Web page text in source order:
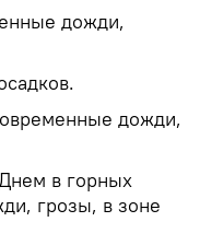
дожди,
дожди,
в горных
грозы, в зоне